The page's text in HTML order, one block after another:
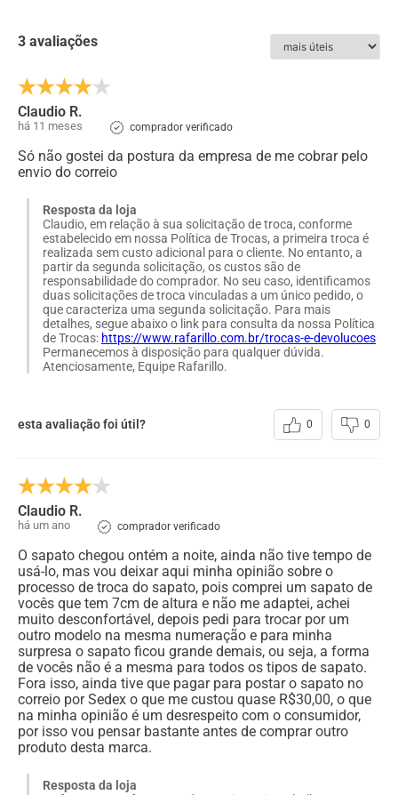
ESPECIFICAÇÕES:
Solado : TR
Acabamento:Natural
3 avaliações
Claudio R.
há 11 meses comprador verificado
Só não gostei da postura da empresa de me cobrar pelo
envio do correio
Resposta da loja
Claudio, em relação à sua solicitação de troca, conforme
estabelecido em nossa Política de Trocas, a primeira troca é
realizada sem custo adicional para o cliente. No entanto, a
partir da segunda solicitação, os custos são de
responsabilidade do comprador. No seu caso, identificamos
duas solicitações de troca vinculadas a um único pedido, o
que caracteriza uma segunda solicitação. Para mais
detalhes, segue abaixo o link para consulta da nossa Política
de Trocas: https://www.rafarillo.com.br/trocas-e-devolucoes
Permanecemos à disposição para qualquer dúvida.
Atenciosamente, Equipe Rafarillo.
esta avaliação foi útil? 0 0
Claudio R.
há um ano comprador verificado
O sapato chegou ontém a noite, ainda não tive tempo de
usá-lo, mas vou deixar aqui minha opinião sobre o
processo de troca do sapato, pois comprei um sapato de
vocês que tem 7cm de altura e não me adaptei, achei
muito desconfortável, depois pedi para trocar por um
outro modelo na mesma numeração e para minha
surpresa o sapato ficou grande demais, ou seja, a forma
de vocês não é a mesma para todos os tipos de sapato.
Fora isso, ainda tive que pagar para postar o sapato no
correio por Sedex o que me custou quase R$30,00, o que
na minha opinião é um desrespeito com o consumidor,
por isso vou pensar bastante antes de comprar outro
produto desta marca.
Resposta da loja